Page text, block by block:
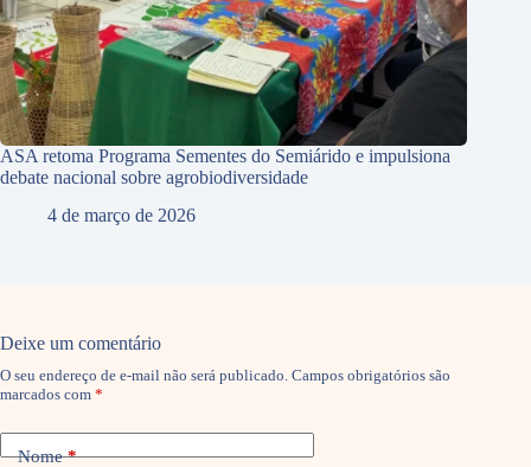
ASA retoma Programa Sementes do Semiárido e impulsiona
debate nacional sobre agrobiodiversidade
4 de março de 2026
Deixe um comentário
O seu endereço de e-mail não será publicado. Campos obrigatórios são
marcados com *
Nome*